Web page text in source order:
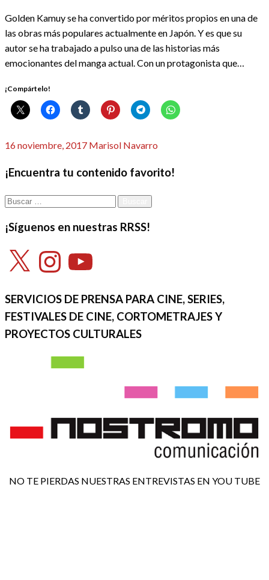
Golden Kamuy se ha convertido por méritos propios en una de
las obras más populares actualmente en Japón. Y es que su
autor se ha trabajado a pulso una de las historias más
emocionantes del manga actual. Con un protagonista que…
¡Compártelo!
Publicado
16 noviembre, 2017 Marisol Navarro
¡Encuentra tu contenido favorito!
Buscar:
¡Síguenos en nuestras RRSS!
X InstagramYouTube
SERVICIOS DE PRENSA PARA CINE, SERIES,
FESTIVALES DE CINE, CORTOMETRAJES Y
PROYECTOS CULTURALES
NO TE PIERDAS NUESTRAS ENTREVISTAS EN YOU TUBE